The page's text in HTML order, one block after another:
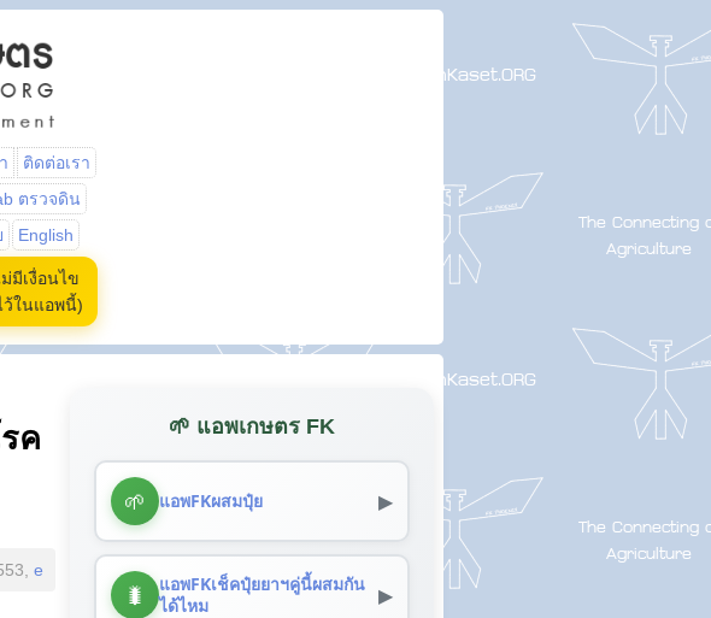
ติดต่อเรา
ตรวจดิน
English
มีเงื่อนไข
ว้ในแอพนี้)
ค
e
🌱 แอพเกษตร FK
🌱 แอพFKผสมปุ๋ย ▶
🐛
แอพFKเช็คปุ๋ยยาฯคู่นี้ผสมกัน
ได้ไหม
▶